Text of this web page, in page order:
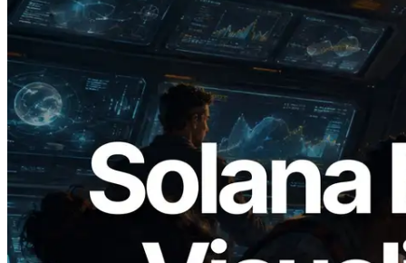
2026.05.24
Validators Solutions 发布 Solana Block